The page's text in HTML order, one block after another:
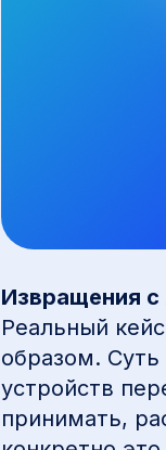
Извращения с
Реальный
образом.
устройств
принимать,